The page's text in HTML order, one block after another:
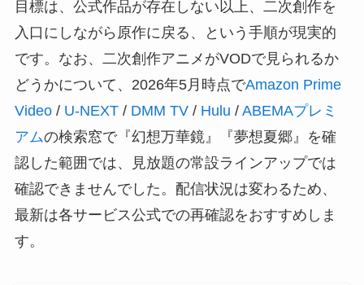
目標は、公式作品が存在しない以上、二次創作を
入口にしながら原作に戻る、という手順が現実的
です。なお、二次創作アニメがVODで見られるか
どうかについて、2026年5月時点でAmazon Prime
Video/ U-NEXT/ DMM TV/ Hulu / ABEMAプレミ
アムの検索窓で『幻想万華鏡』『夢想夏郷』を確
認した範囲では、見放題の常設ラインアップでは
確認できませんでした。配信状況は変わるため、
最新は各サービス公式での再確認をおすすめしま
す。